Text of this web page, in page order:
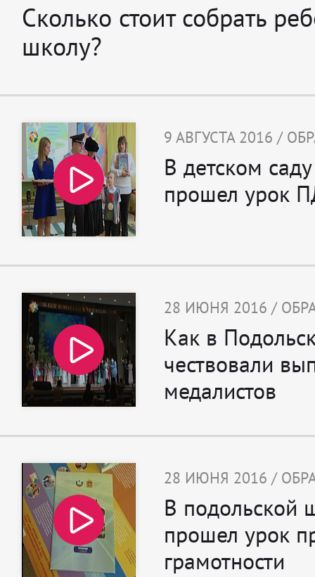
Сколько стоит собрать
школу?
9 АВГУСТА 2016 /
В детском
прошел урок
28 ИЮНЯ 2016 /
Как в
чествовали
медалистов
28 ИЮНЯ 2016 /
В подольской
прошел урок
грамотности